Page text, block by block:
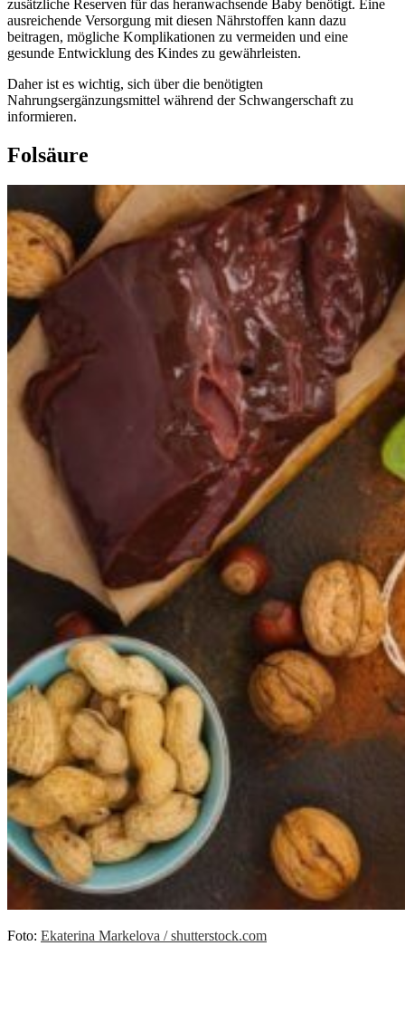
zusätzliche Reserven für das heranwachsende Baby benötigt. Eine
ausreichende Versorgung mit diesen Nährstoffen kann dazu
beitragen, mögliche Komplikationen zu vermeiden und eine
gesunde Entwicklung des Kindes zu gewährleisten.
Daher ist es wichtig, sich über die benötigten
Nahrungsergänzungsmittel während der Schwangerschaft zu
informieren.
Folsäure
Foto: Ekaterina Markelova / shutterstock.com